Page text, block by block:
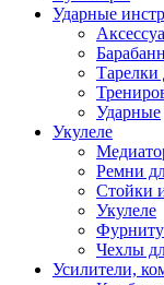
Ударные
Тарелки
Ударные
Укулеле
Ремни
Стойки
Укулеле
Чехлы
Усилители,